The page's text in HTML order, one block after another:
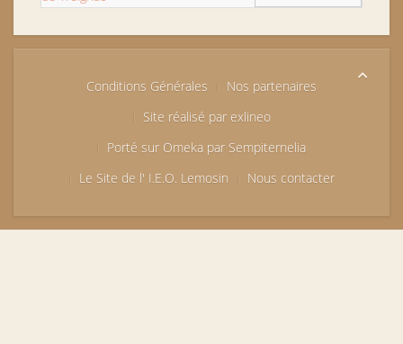
Conditions Générales
Nos partenaires
Site réalisé par exlineo
Porté sur Omeka par Sempiternelia
Le Site de l' I.E.O. Lemosin
Nous contacter